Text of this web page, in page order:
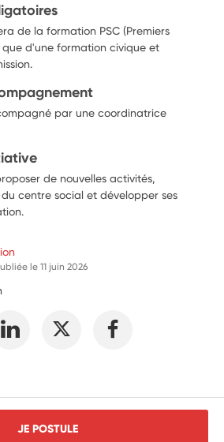
de la formation PSC (Premiers
que d'une formation civique et
par une coordinatrice
de nouvelles activités,
centre social et développer ses
le11 juin 2026
JE POSTULE